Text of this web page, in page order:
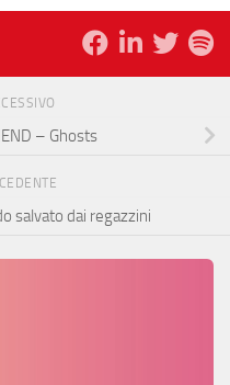
– Ghosts
salvato dai regazzini